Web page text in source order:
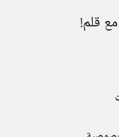
قلم!